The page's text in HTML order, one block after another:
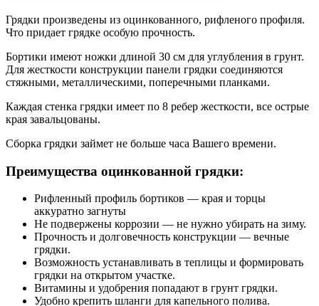
Грядки произведены из оцинкованного, рифленого профиля.
Что придает грядке особую прочность.
Бортики имеют ножки длиной 30 см для углубления в грунт.
Для жесткости конструкции панели грядки соединяются
стяжными, металлическими, поперечными планками.
Каждая стенка грядки имеет по 8 ребер жесткости, все острые
края завальцованы.
Сборка грядки займет не больше часа Вашего времени.
Преимущества оцинкованной грядки:
Рифленный профиль бортиков — края и торцы
аккуратно загнуты
Не подвержены коррозии — не нужно убирать на зиму.
Прочность и долговечность конструкции — вечные
грядки.
Возможность устанавливать в теплицы и формировать
грядки на открытом участке.
Витамины и удобрения попадают в грунт грядки.
Удобно крепить шланги для капельного полива.